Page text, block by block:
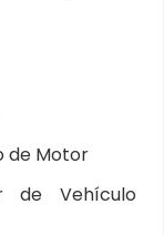
de Motor
de Vehículo